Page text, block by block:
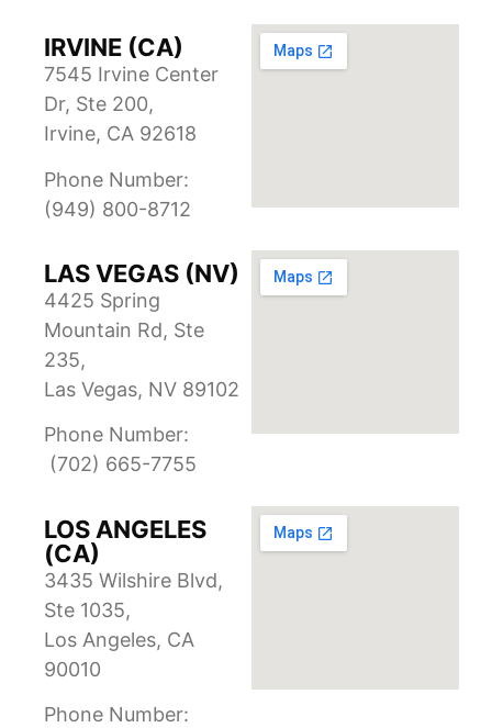
IRVINE (CA)
7545 Irvine Center
Dr, Ste 200,
Irvine, CA 92618
Phone Number:
(949) 800-8712
LAS VEGAS (NV)
4425 Spring
Mountain Rd, Ste
235,
Las Vegas, NV 89102
Phone Number:
(702) 665-7755
LOS ANGELES
(CA)
3435 Wilshire Blvd,
Ste 1035,
Los Angeles, CA
90010
Phone Number: